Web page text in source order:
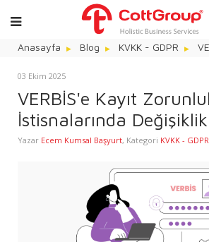
Anasayfa Blog KVKK - GDPR
03 Ekim 2025
VERBİS'e Kayıt
İstisnalarında Değişiklik
Yazar Ecem Kumsal Başyurt, Kategori KVKK - GDPR